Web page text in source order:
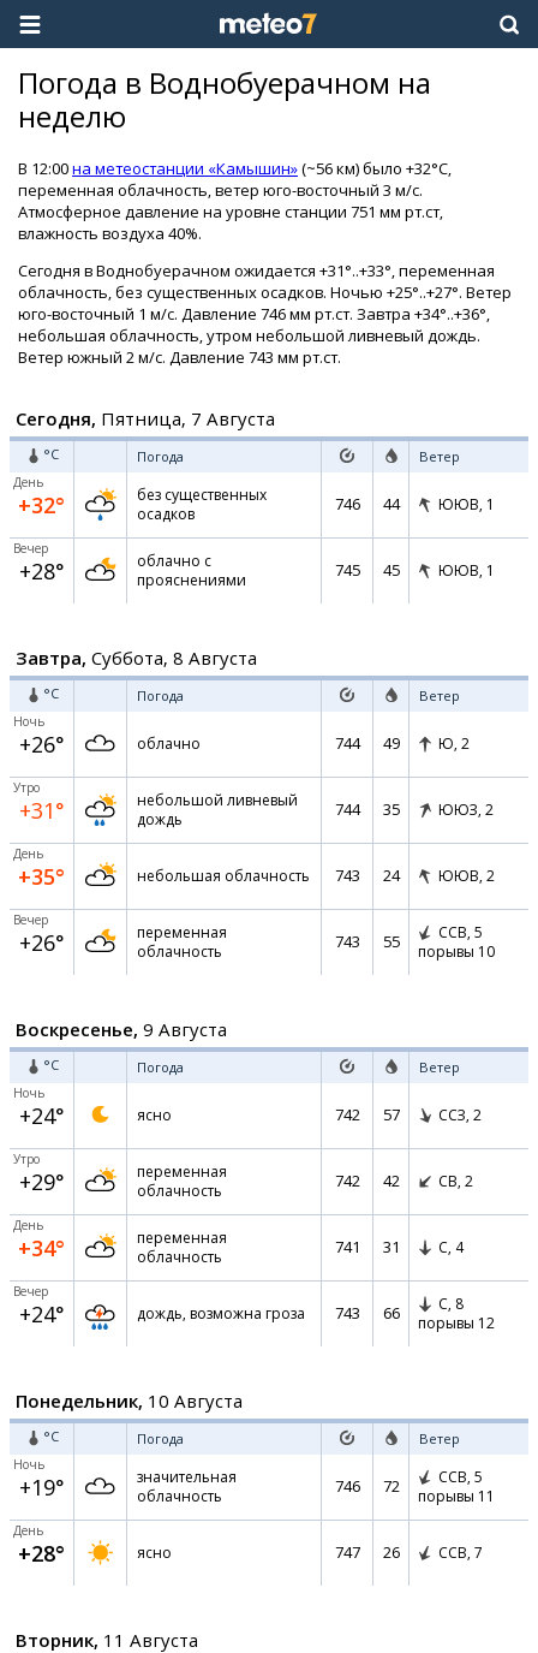
Погода в Воднобуерачном на
неделю
В 12:00на метеостанции «Камышин»(~56 км) было +32°C,
переменная облачность, ветер юго-восточный 3 м/с.
Атмосферное давление на уровне станции 751 мм рт.ст,
влажность воздуха 40%.
Сегодня в Воднобуерачном ожидается +31°..+33°, переменная
облачность, без существенных осадков. Ночью +25°..+27°. Ветер
юго-восточный 1 м/с. Давление 746 мм рт.ст. Завтра +34°..+36°,
небольшая облачность, утром небольшой ливневый дождь.
Ветер южный 2 м/с. Давление 743 мм рт.ст.
Сегодня, Пятница, 7 Августа
°C Погода Ветер
День
+32°
без существенных
осадков
746 44 ЮЮВ, 1
Вечер
+28°
облачно с
прояснениями
745 45 ЮЮВ, 1
Завтра, Суббота, 8 Августа
°C Погода Ветер
Ночь
+26° облачно 744 49 Ю, 2
Утро
+31°
небольшой ливневый
дождь
744 35 ЮЮЗ, 2
День
+35° небольшая облачность 743 24 ЮЮВ, 2
Вечер
+26°
переменная
облачность
743 55 ССВ, 5
порывы 10
Воскресенье, 9 Августа
°C Погода Ветер
Ночь
+24° ясно 742 57 ССЗ, 2
Утро
+29°
переменная
облачность
742 42 СВ, 2
День
+34°
переменная
облачность
741 31 С, 4
Вечер
+24° дождь, возможна гроза 743 66 С, 8
порывы 12
Понедельник, 10 Августа
°C Погода Ветер
Ночь
+19°
значительная
облачность
746 72 ССВ, 5
порывы 11
День
+28° ясно 747 26 ССВ, 7
Вторник, 11 Августа